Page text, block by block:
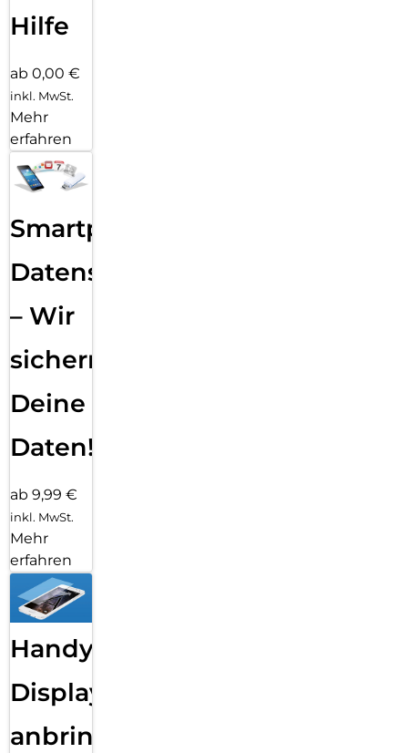
Hilfe
ab 0,00 €
inkl. MwSt.
Mehr
erfahren
Smartphone
Datensicherung
– Wir
sichern
Deine
Daten!
ab 9,99 €
inkl. MwSt.
Mehr
erfahren
Handy
Displayfolie
anbringen